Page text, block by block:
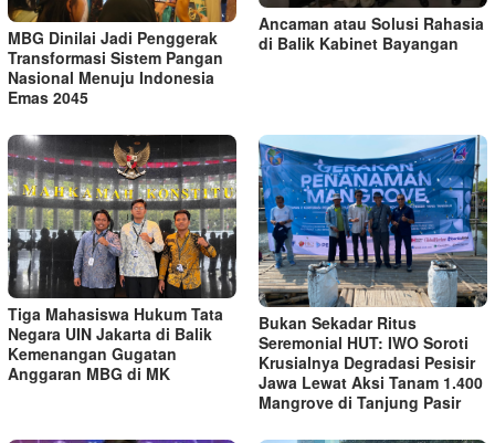
MBG Dinilai Jadi Penggerak
Transformasi Sistem Pangan
Nasional Menuju Indonesia
Emas 2045
Ancaman atau Solusi Rahasia
di Balik Kabinet Bayangan
Tiga Mahasiswa Hukum Tata
Negara UIN Jakarta di Balik
Kemenangan Gugatan
Anggaran MBG di MK
Bukan Sekadar Ritus
Seremonial HUT: IWO Soroti
Krusialnya Degradasi Pesisir
Jawa Lewat Aksi Tanam 1.400
Mangrove di Tanjung Pasir